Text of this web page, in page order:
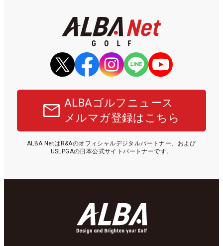
ALBAゴルフニュース
メルマガ登録はこちら
ALBA NetはR&Aのオフィシャルデジタルパートナー、および
USLPGAの日本公式サイトパートナーです。